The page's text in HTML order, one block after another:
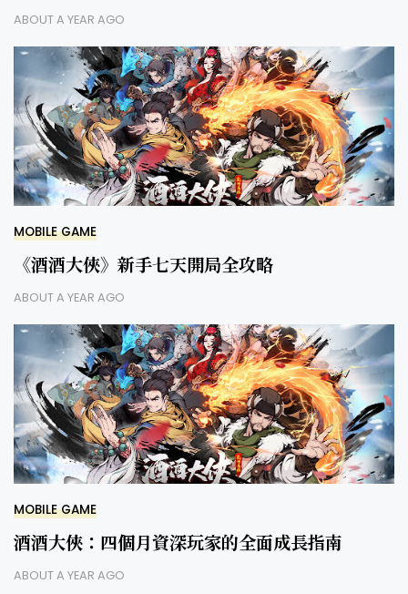
ABOUT A YEAR AGO
MOBILE GAME
《酒酒大俠》新手七天開局全攻略
ABOUT A YEAR AGO
MOBILE GAME
酒酒大俠：四個月資深玩家的全面成長指南
ABOUT A YEAR AGO